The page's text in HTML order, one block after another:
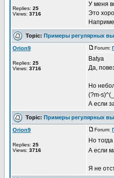
Replies: 25
Views: 3716
У меня
Это
Topic: Примеры регулярных
Orion9
Replies: 25
Views: 3716
Forum:
Batya
Да,
Но
(?m-
А если
Topic: Примеры регулярных
Orion9
Replies: 25
Views: 3716
Forum:
Но
А если
Я не